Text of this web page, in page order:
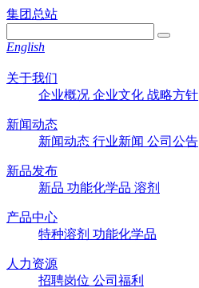
集团总站
English
关于我们
企业概况 企业文化 战略方针
新闻动态
新闻动态 行业新闻 公司公告
新品发布
新品 功能化学品 溶剂
产品中心
特种溶剂 功能化学品
人力资源
招聘岗位 公司福利